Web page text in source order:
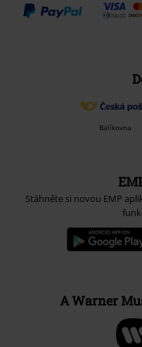
Balíkovna
Stáhněte si novou EMP
A Warner